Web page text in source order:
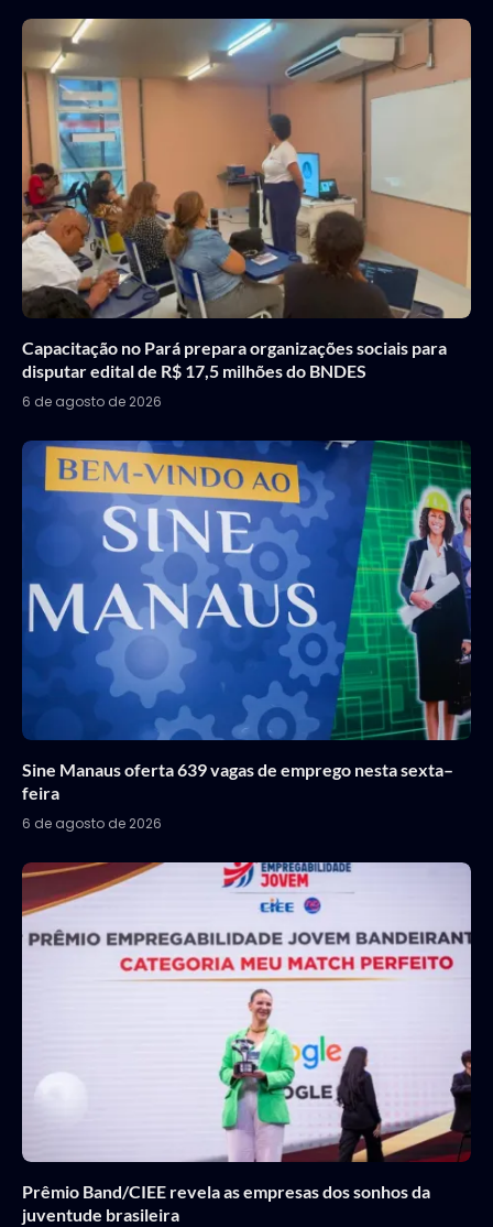
Capacitação no Pará prepara organizações sociais para
disputar edital de R$ 17,5 milhões do BNDES
6 de agosto de 2026
Sine Manaus oferta 639 vagas de emprego nesta sexta–
feira
6 de agosto de 2026
Prêmio Band/CIEE revela as empresas dos sonhos da
juventude brasileira